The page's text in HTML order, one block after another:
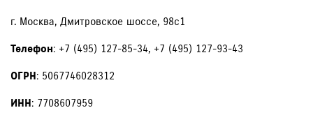
ЗАКАЗАТЬ ЗВОНОК
г. Москва, Дмитровское шоссе, 98с1
Телефон: +7 (495) 127-85-34, +7 (495) 127-93-43
ОГРН: 5067746028312
ИНН: 7708607959